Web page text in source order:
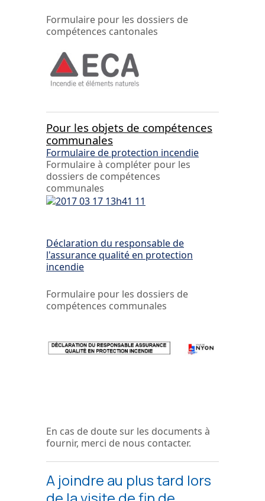
Formulaire pour les dossiers de
compétences cantonales
Pour les objets de compétences
communales
Formulaire de protection incendie
Formulaire à compléter pour les
dossiers de compétences
communales
Déclaration du responsable de
l'assurance qualité en protection
incendie
Formulaire pour les dossiers de
compétences communales
En cas de doute sur les documents à
fournir, merci de nous contacter.
A joindre au plus tard lors